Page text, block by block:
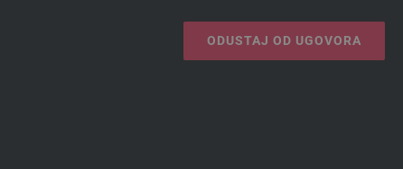
ODUSTAJ OD UGOVORA